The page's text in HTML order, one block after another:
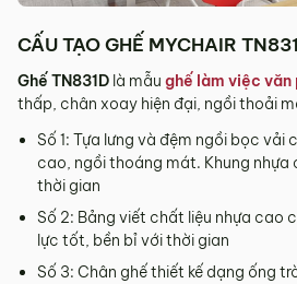
CẤU TẠO GHẾ MYCHAIR
Ghế TN831D là mẫu ghế làm việc văn
thấp, chân xoay hiện đại, ngồi thoải
Số 1: Tựa lưng và đệm ngồi bọc vải
cao, ngồi thoáng mát. Khung nhựa
thời gian
Số 2: Bảng viết chất liệu nhựa cao
lực tốt, bền bỉ với thời gian
Số 3: Chân ghế thiết kế dạng ống